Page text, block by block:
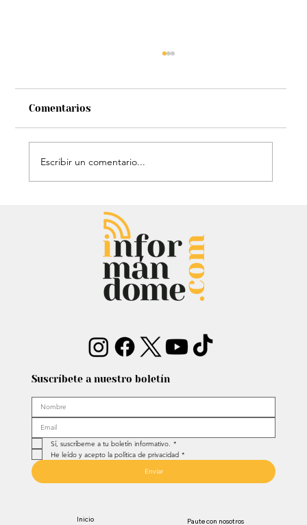
Chayanne se animó a trend viral y
dejó mensaje: “Antes de ser tu
Comentarios
Escribir un comentario...
Suscríbete a nuestro boletín
Sí, suscríbeme a tu boletín informativo. *
He leído y acepto la política de privacidad *
Enviar
Inicio Paute con nosotros